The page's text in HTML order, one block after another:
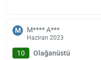
M M**** A***
Haziran 2023
10
Olağanüstü